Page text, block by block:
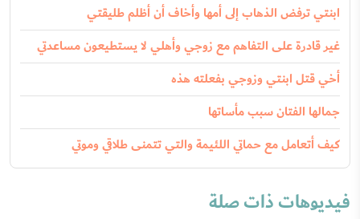
ابنتي ترفض الذهاب إلى أمها وأخاف أن أظلم طليقتي
غير قادرة على التفاهم مع زوجي وأهلي لا يستطيعون مساعدتي
أخي قتل ابنتي وزوجي بفعلته هذه
جمالها الفتان سبب مأساتها
كيف أتعامل مع حماتي اللئيمة والتي تتمنى طلاقي وموتي
فيديوهات ذات صلة